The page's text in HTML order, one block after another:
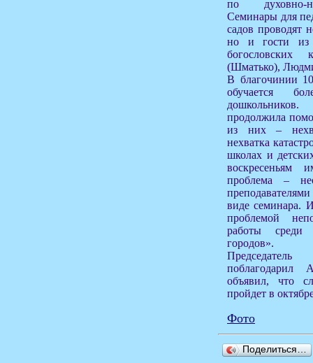
по духовно-
Семинары для
садов проводят
но и гости из
богословских
(Шматько),
В благочинии
обучается
продолжила
из них –
нехватка
школах и
воскресеньям
проблема –
виде семинара.
проблемой
работы среди
городов».
Председатель
поблагодарил
объявил, что
пройдет в
Фото
Поделиться…